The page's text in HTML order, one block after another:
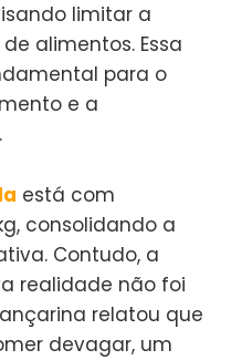
limitar a
alimentos. Essa
para o
e a
está com
consolidando a
Contudo, a
realidade não foi
relatou que
devagar, um